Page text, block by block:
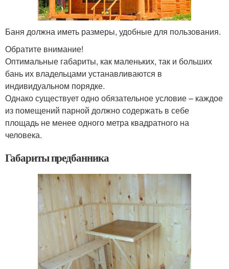
Баня должна иметь размеры, удобные для пользования.
Обратите внимание!
Оптимальные габариты, как маленьких, так и больших
бань их владельцами устанавливаются в
индивидуальном порядке.
Однако существует одно обязательное условие – каждое
из помещений парной должно содержать в себе
площадь не менее одного метра квадратного на
человека.
Габариты предбанника